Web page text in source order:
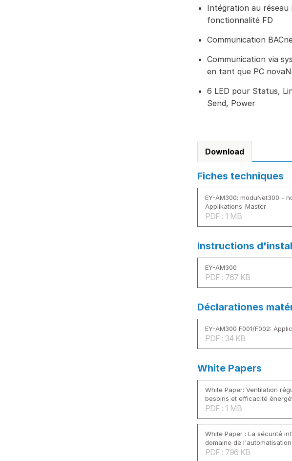
Intégration au réseau
fonctionnalité FD
Communication
Communication via
en tant que PC
6 LED pour Status,
Send, Power
Download
Fiches techniques
EY-AM300: moduNet300 -
Applikations-Master
PDF : 1 MB
Instructions
EY-AM300
PDF : 767 KB
Déclarationes
EY-AM300 F001/F002:
PDF : 34 KB
White Papers
White Paper: Ventilation
besoins et efficacité
PDF : 1 MB
White Paper : La sécurité
domaine de
PDF : 796 KB